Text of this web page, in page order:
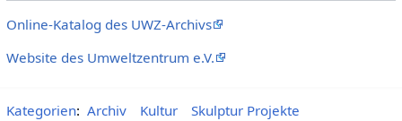
Online-Katalog des UWZ-Archivs
Website des Umweltzentrum e.V.
Kategorien: Archiv Kultur
Skulptur Projekte